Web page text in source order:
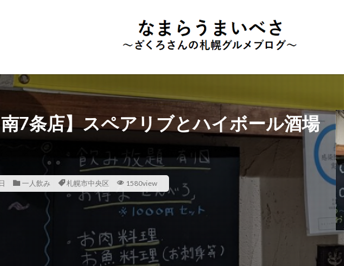
7条店】スペアリブとハイボール酒場
一人飲み 札幌市中央区 1580view